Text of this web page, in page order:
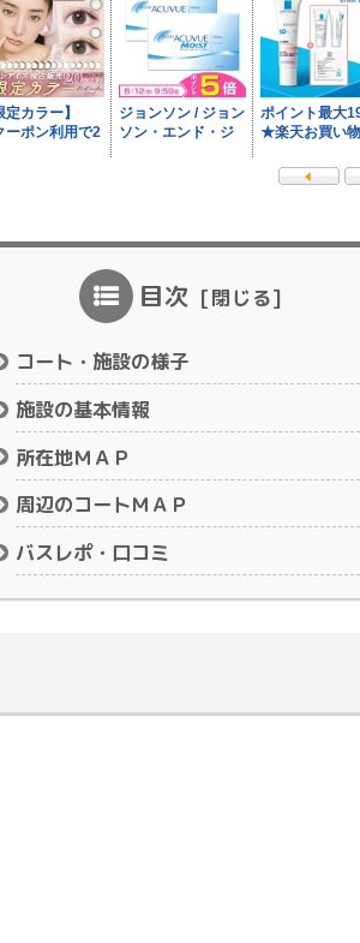
目次
コート・施設の様子
施設の基本情報
所在地ＭＡＰ
周辺のコートＭＡＰ
バスレポ・口コミ